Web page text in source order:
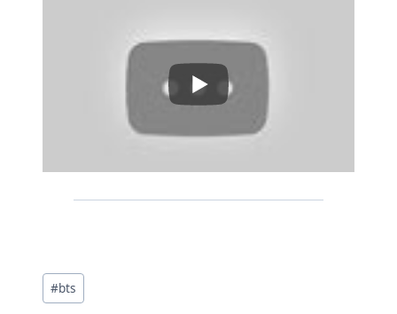
投
稿
#bts